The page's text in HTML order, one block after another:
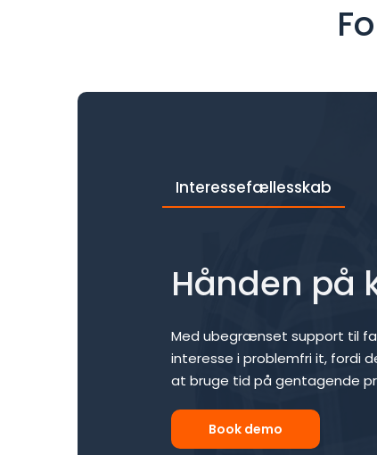
Interessefællesskab
Hånden på
Med ubegrænset support til
interesse i problemfri it, fordi
at bruge tid på gentagende
Book demo